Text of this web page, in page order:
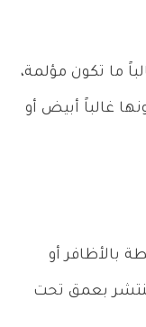
ما تكون مؤلمة،
غالباً أبيض أو
بالأظافر أو
تنتشر بعمق تحت